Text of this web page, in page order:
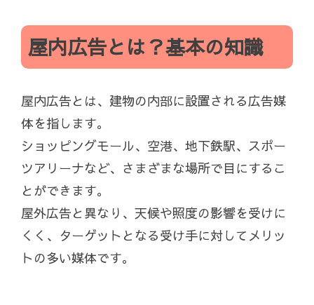
屋内広告とは？基本の知識
屋内広告とは、建物の内部に設置される広告媒
体を指します。
ショッピングモール、空港、地下鉄駅、スポー
ツアリーナなど、さまざまな場所で目にするこ
とができます。
屋外広告と異なり、天候や照度の影響を受けに
くく、ターゲットとなる受け手に対してメリッ
トの多い媒体です。